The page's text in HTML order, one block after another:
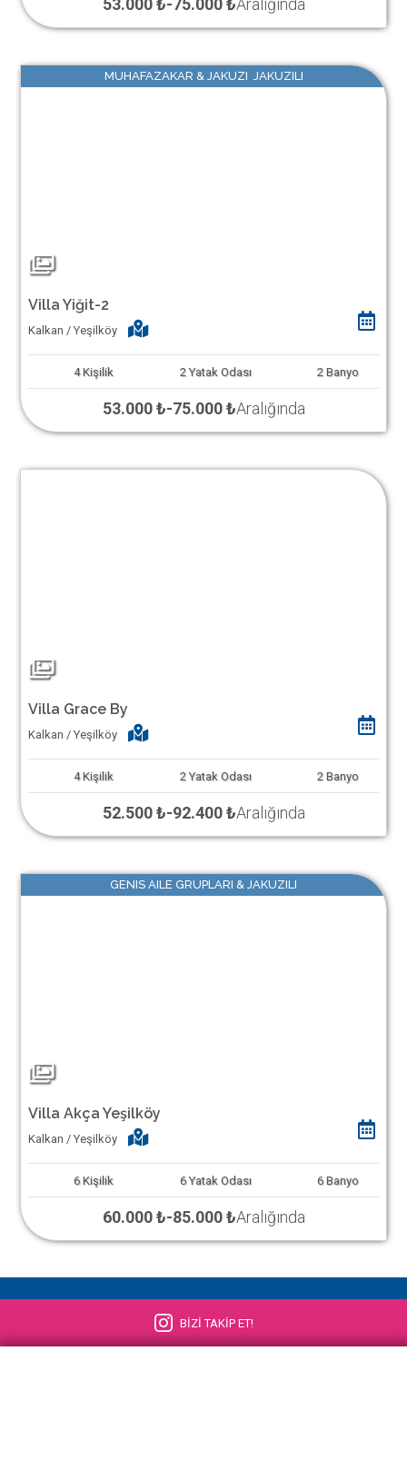
53.000 ₺-75.000 ₺Aralığında
MUHAFAZAKAR & JAKUZI JAKUZILI
Villa Yiğit-2
Kalkan / Yeşilköy
4 Kişilik 2 Yatak Odası 2 Banyo
53.000 ₺-75.000 ₺Aralığında
Villa Grace By
Kalkan / Yeşilköy
4 Kişilik 2 Yatak Odası 2 Banyo
52.500 ₺-92.400 ₺Aralığında
GENIS AILE GRUPLARI & JAKUZILI
Villa Akça Yeşilköy
Kalkan / Yeşilköy
6 Kişilik 6 Yatak Odası 6 Banyo
60.000 ₺-85.000 ₺Aralığında
BİZİ TAKİP ET!